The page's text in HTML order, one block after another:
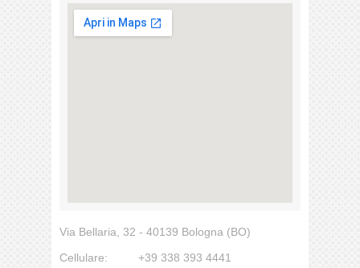
Via Bellaria, 32 - 40139 Bologna (BO)
Cellulare:
+39 338 393 4441